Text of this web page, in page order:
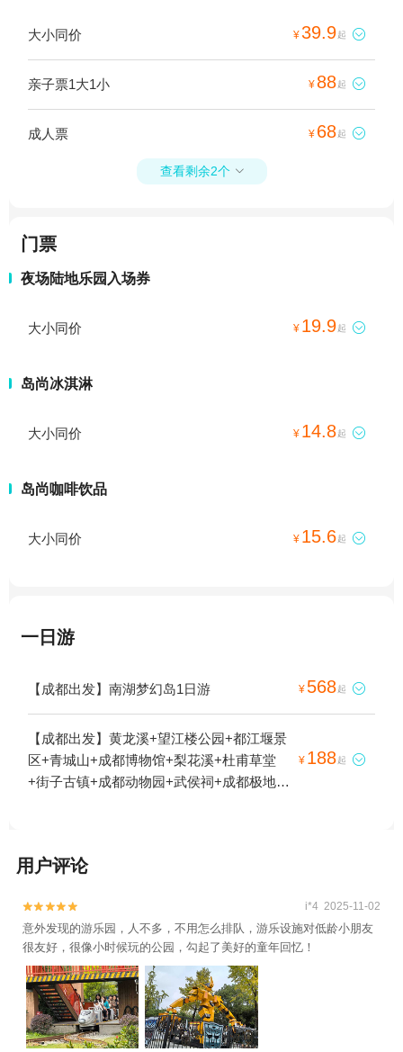
大小同价 ¥39.9起 
亲子票1大1小 ¥ 88起 
成人票 ¥ 68起 
查看剩余2个 
门票
夜场陆地乐园入场券
大小同价 ¥ 19.9起 
岛尚冰淇淋
大小同价 ¥ 14.8起 
岛尚咖啡饮品
大小同价 ¥ 15.6起 
一日游
【成都出发】南湖梦幻岛1日游 ¥ 568起 
【成都出发】黄龙溪+望江楼公园+都江堰景
区+青城山+成都博物馆+梨花溪+杜甫草堂
+街子古镇+成都动物园+武侯祠+成都极地海
津白鹤滩国家湿地公园营地1日游
¥ 188起 
用户评论

 i*4 2025-11-02
意外发现的游乐园，人不多，不用怎么排队，游乐设施对低龄小朋友
很友好，很像小时候玩的公园，勾起了美好的童年回忆！